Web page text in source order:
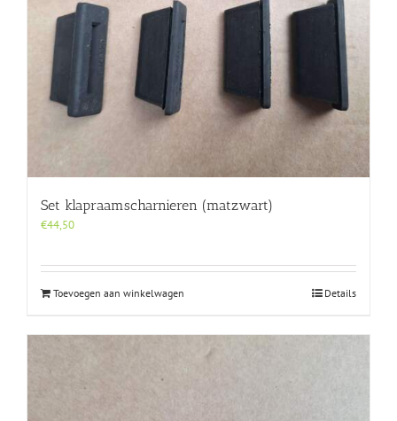
Set klapraamscharnieren (matzwart)
€44,50
Toevoegen aan winkelwagen Details